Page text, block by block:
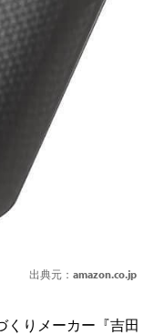
出典元： amazon.co.jp
くりメーカー『吉田